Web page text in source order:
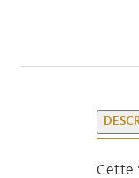
Cette